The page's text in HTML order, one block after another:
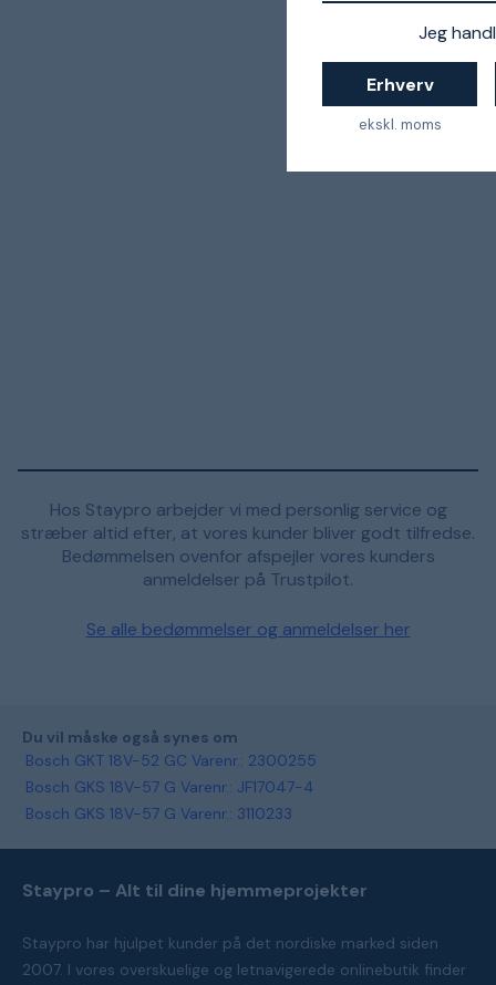
Jeg
Erhverv
ekskl. moms
Hos Staypro arbejder vi med personlig service og
stræber altid efter, at vores kunder bliver godt tilfredse.
Bedømmelsen ovenfor afspejler vores kunders
anmeldelser på Trustpilot.
Se alle bedømmelser og anmeldelser her
Du vil måske også synes om
Bosch GKT 18V-52 GC Varenr.: 2300255
Bosch GKS 18V-57 G Varenr.: JF17047-4
Bosch GKS 18V-57 G Varenr.: 3110233
Staypro – Alt til dine hjemmeprojekter
Staypro har hjulpet kunder på det nordiske marked siden
2007. I vores overskuelige og letnavigerede onlinebutik finder